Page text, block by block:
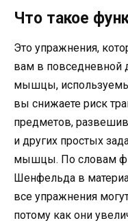
Что такое
Это упражнения,
вам в повседневной
мышцы,
вы снижаете риск
предметов,
и других простых
мышцы. По словам
Шенфельда в
все упражнения
потому как они